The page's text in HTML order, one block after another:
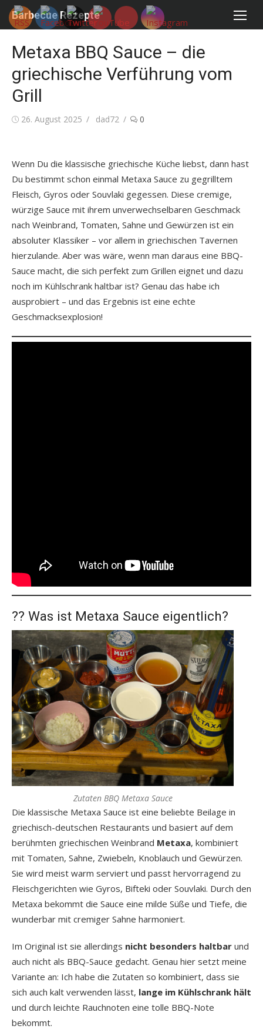
Skip
Barbecue Rezepte
Metaxa BBQ Sauce – die
griechische Verführung vom
Grill
Posted
26. August 2025 Author
dad72 0
Wenn Du die klassische griechische Küche liebst, dann hast
Du bestimmt schon einmal Metaxa Sauce zu gegrilltem
Fleisch, Gyros oder Souvlaki gegessen. Diese cremige,
würzige Sauce mit ihrem unverwechselbaren Geschmack
nach Weinbrand, Tomaten, Sahne und Gewürzen ist ein
absoluter Klassiker – vor allem in griechischen Tavernen
hierzulande. Aber was wäre, wenn man daraus eine BBQ-
Sauce macht, die sich perfekt zum Grillen eignet und dazu
noch im Kühlschrank haltbar ist? Genau das habe ich
ausprobiert – und das Ergebnis ist eine echte
Geschmacksexplosion!
?? Was ist Metaxa Sauce eigentlich?
Zutaten BBQ Metaxa Sauce
Die klassische Metaxa Sauce ist eine beliebte Beilage in
griechisch-deutschen Restaurants und basiert auf dem
berühmten griechischen Weinbrand Metaxa, kombiniert
mit Tomaten, Sahne, Zwiebeln, Knoblauch und Gewürzen.
Sie wird meist warm serviert und passt hervorragend zu
Fleischgerichten wie Gyros, Bifteki oder Souvlaki. Durch den
Metaxa bekommt die Sauce eine milde Süße und Tiefe, die
wunderbar mit cremiger Sahne harmoniert.
Im Original ist sie allerdings nicht besonders haltbar und
auch nicht als BBQ-Sauce gedacht. Genau hier setzt meine
Variante an: Ich habe die Zutaten so kombiniert, dass sie
sich auch kalt verwenden lässt, lange im Kühlschrank hält
und durch leichte Rauchnoten eine tolle BBQ-Note
bekommt.